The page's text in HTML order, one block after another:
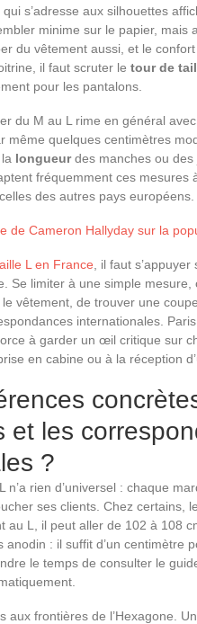
s’adresse aux silhouettes
minime sur le papier, mais
du vêtement aussi, et le
il faut scruter le tour de
pour les pantalons.
du M au L rime en général
même quelques centimètres
longueurdes manches ou des
fréquemment ces mesures
des autres pays européens.
de Cameron Hallyday sur la
L en France , il faut
Se limiter à une simple mesure,
vêtement, de trouver une
internationales.
à garder un œil critique sur
en cabine ou à la réception
et les
?
n’a rien d’universel : chaque
ses clients. Chez certains,
au L, il peut aller de 102 à 108
anodin : il suffit d’un centimètre
le temps de consulter le
aux frontières de l’Hexagone.